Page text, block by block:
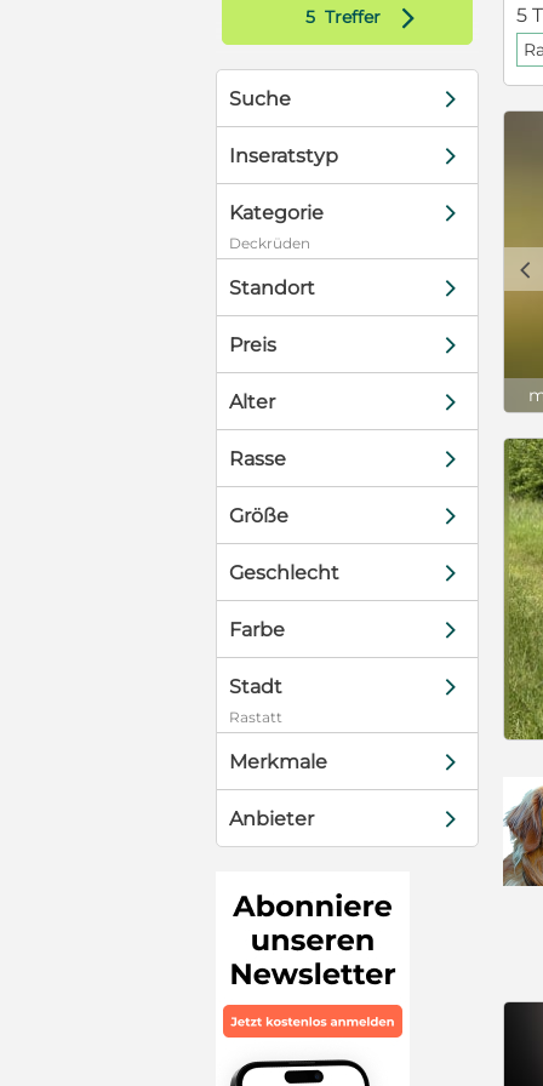
5 Treffer d
Suche d
Inseratstyp d
Kategorie d
Deckrüden
Standort d
Preis d
Alter d
Rasse d
Größe d
Geschlecht d
Farbe d
Stadt d
Rastatt
Merkmale d
Anbieter d
5
c